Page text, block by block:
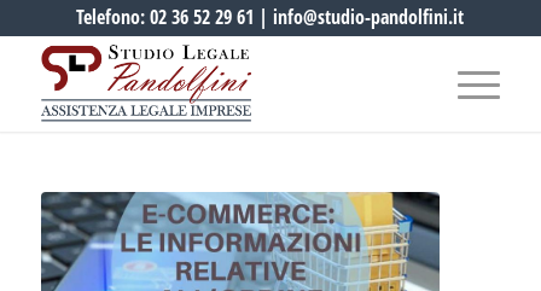
Telefono:02 36 52 29 61 | info@studio-pandolfini.it